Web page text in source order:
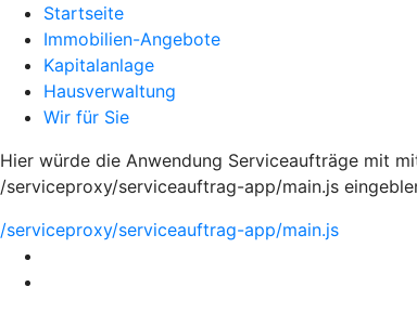
Startseite
Immobilien-Angebote
Kapitalanlage
Hausverwaltung
Wir für Sie
Hier würde die Anwendung Serviceaufträge mit
/serviceproxy/serviceauftrag-app/main.js
/serviceproxy/serviceauftrag-app/main.js